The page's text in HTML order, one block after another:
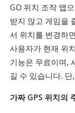
GO 위치 조작 앱
받지 않고 게임을
서 위치를 변경하
사용자가 현재 위
기능은 무료이며,
길 수 있습니다.
가짜 GPS 위치의